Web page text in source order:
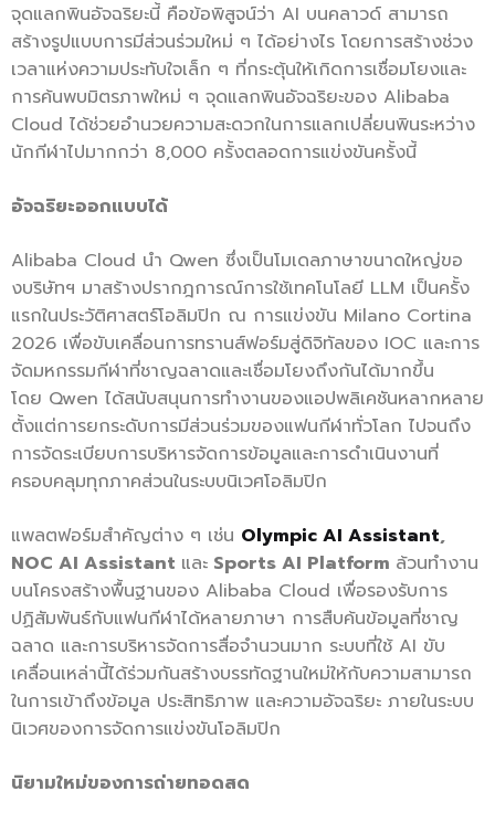
จุดแลกพินอัจฉริยะนี้ คือข้อพิสูจน์ว่า AI บนคลาวด์ สามารถ
สร้างรูปแบบการมีส่วนร่วมใหม่ ๆ ได้อย่างไร โดยการสร้างช่วง
เวลาแห่งความประทับใจเล็ก ๆ ที่กระตุ้นให้เกิดการเชื่อมโยงและ
การค้นพบมิตรภาพใหม่ ๆ จุดแลกพินอัจฉริยะของ Alibaba
Cloud ได้ช่วยอำนวยความสะดวกในการแลกเปลี่ยนพินระหว่าง
นักกีฬาไปมากกว่า 8,000 ครั้งตลอดการแข่งขันครั้งนี้
อัจฉริยะออกแบบได้
Alibaba Cloud นำ Qwen ซึ่งเป็นโมเดลภาษาขนาดใหญ่ขอ
งบริษัทฯ มาสร้างปรากฎการณ์การใช้เทคโนโลยี LLM เป็นครั้ง
แรกในประวัติศาสตร์โอลิมปิก ณ การแข่งขัน Milano Cortina
2026 เพื่อขับเคลื่อนการทรานส์ฟอร์มสู่ดิจิทัลของ IOC และการ
จัดมหกรรมกีฬาที่ชาญฉลาดและเชื่อมโยงถึงกันได้มากขึ้น
โดย Qwen ได้สนับสนุนการทำงานของแอปพลิเคชันหลากหลาย
ตั้งแต่การยกระดับการมีส่วนร่วมของแฟนกีฬาทั่วโลก ไปจนถึง
การจัดระเบียบการบริหารจัดการข้อมูลและการดำเนินงานที่
ครอบคลุมทุกภาคส่วนในระบบนิเวศโอลิมปิก
แพลตฟอร์มสำคัญต่าง ๆ เช่น Olympic AI Assistant,
NOC AI Assistant และ Sports AI Platform ล้วนทำงาน
บนโครงสร้างพื้นฐานของ Alibaba Cloud เพื่อรองรับการ
ปฏิสัมพันธ์กับแฟนกีฬาได้หลายภาษา การสืบค้นข้อมูลที่ชาญ
ฉลาด และการบริหารจัดการสื่อจำนวนมาก ระบบที่ใช้ AI ขับ
เคลื่อนเหล่านี้ได้ร่วมกันสร้างบรรทัดฐานใหม่ให้กับความสามารถ
ในการเข้าถึงข้อมูล ประสิทธิภาพ และความอัจฉริยะ ภายในระบบ
นิเวศของการจัดการแข่งขันโอลิมปิก
นิยามใหม่ของการถ่ายทอดสด